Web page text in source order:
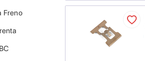
Freno